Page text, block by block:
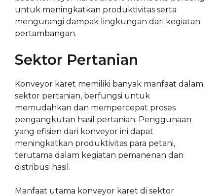
untuk meningkatkan produktivitas serta
mengurangi dampak lingkungan dari kegiatan
pertambangan.
Sektor Pertanian
Konveyor karet memiliki banyak manfaat dalam
sektor pertanian, berfungsi untuk
memudahkan dan mempercepat proses
pengangkutan hasil pertanian. Penggunaan
yang efisien dari konveyor ini dapat
meningkatkan produktivitas para petani,
terutama dalam kegiatan pemanenan dan
distribusi hasil.
Manfaat utama konveyor karet di sektor